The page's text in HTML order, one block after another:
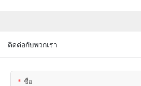
ติดต่อกับพวกเรา
ชื่อ